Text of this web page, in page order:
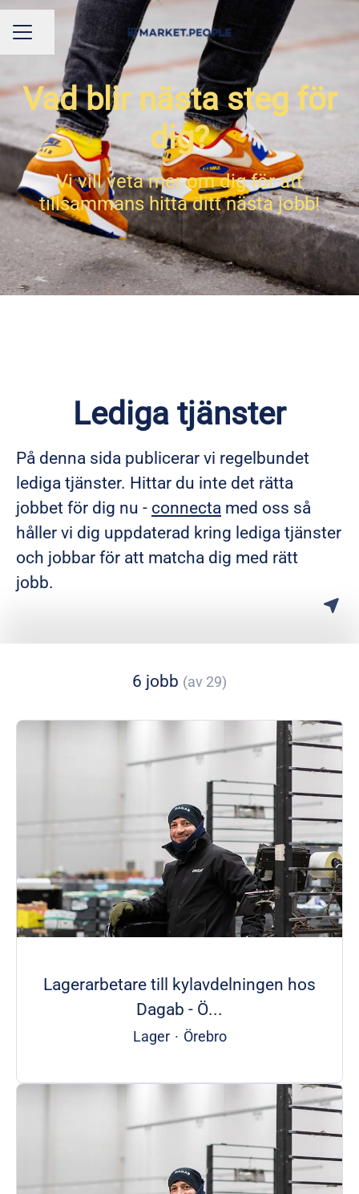
KARRIÄRMENY
Dela sidan
Vad blir nästa steg för
dig?
Vi vill veta mer om dig för att
tillsammans hitta ditt nästa jobb!
Lediga tjänster
På denna sida publicerar vi regelbundet
lediga tjänster. Hittar du inte det rätta
jobbet för dig nu - connecta med oss så
håller vi dig uppdaterad kring lediga tjänster
och jobbar för att matcha dig med rätt
jobb.
6 jobb (av 29)
Lagerarbetare till kylavdelningen hos
Dagab - Ö...
Lager · Örebro